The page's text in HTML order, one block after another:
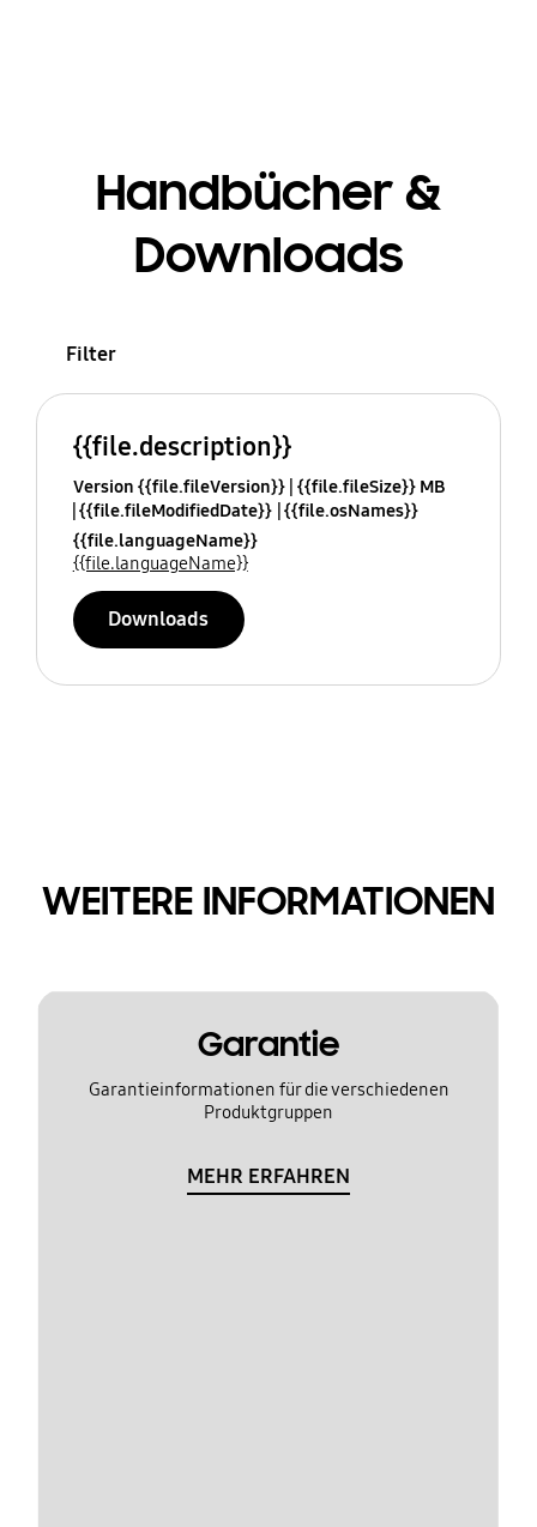
Handbücher &
Downloads
Filter
{{file.description}}
Version {{file.fileVersion}} {{file.fileSize}} MB
{{file.fileModifiedDate}} {{file.osNames}}
{{file.languageName}}
{{file.languageName}}
Downloads
WEITERE INFORMATIONEN
Garantie
Garantieinformationen für die verschiedenen
Produktgruppen
MEHR ERFAHREN